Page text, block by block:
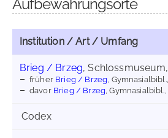
Aufbewahrungsorte
Institution / Art / Umfang
Brieg / Brzeg, Schlossmuseum,
früher Brieg / Brzeg , Gymnasialbibl.,
davor Brieg / Brzeg , Gymnasialbibl.,
Codex